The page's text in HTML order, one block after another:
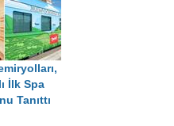
İlk Spa
Tanıttı